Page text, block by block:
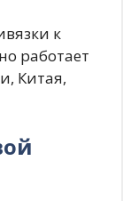
к
работает
Китая,